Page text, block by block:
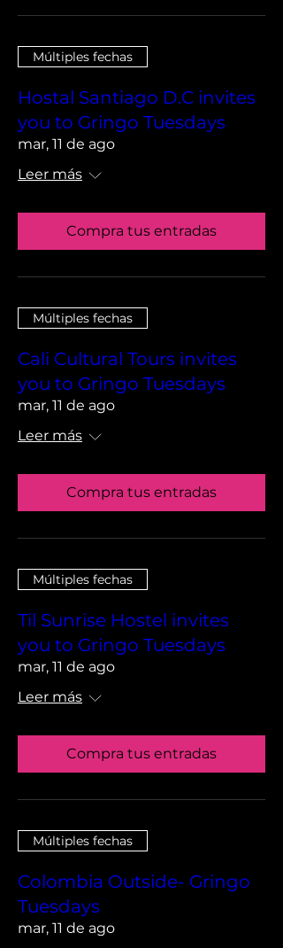
Múltiples fechas
Hostal Santiago D.C invites
you to Gringo Tuesdays
mar, 11 de ago
Leer más
Compra tus entradas
Múltiples fechas
Cali Cultural Tours invites
you to Gringo Tuesdays
mar, 11 de ago
Leer más
Compra tus entradas
Múltiples fechas
Til Sunrise Hostel invites
you to Gringo Tuesdays
mar, 11 de ago
Leer más
Compra tus entradas
Múltiples fechas
Colombia Outside- Gringo
Tuesdays
mar, 11 de ago